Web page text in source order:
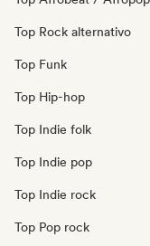
Top Rock alternativo
Top Funk
Top Hip-hop
Top Indie folk
Top Indie pop
Top Indie rock
Top Pop rock